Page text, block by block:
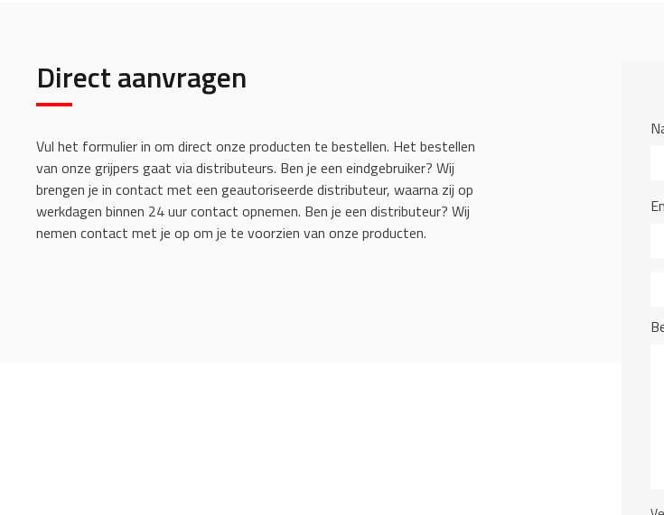
Direct aanvragen
Vul het formulier in om direct onze producten te bestellen. Het bestellen
van onze grijpers gaat via distributeurs. Ben je een eindgebruiker? Wij
brengen je in contact met een geautoriseerde distributeur, waarna zij op
werkdagen binnen 24 uur contact opnemen. Ben je een distributeur? Wij
nemen contact met je op om je te voorzien van onze producten.